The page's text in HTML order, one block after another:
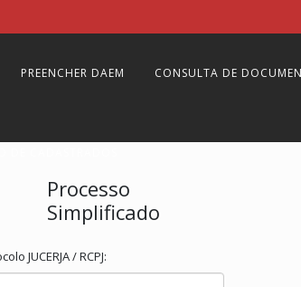
PREENCHER DAEM CONSULTA DE
Processo
Simplificado
JUCERJA / RCPJ: